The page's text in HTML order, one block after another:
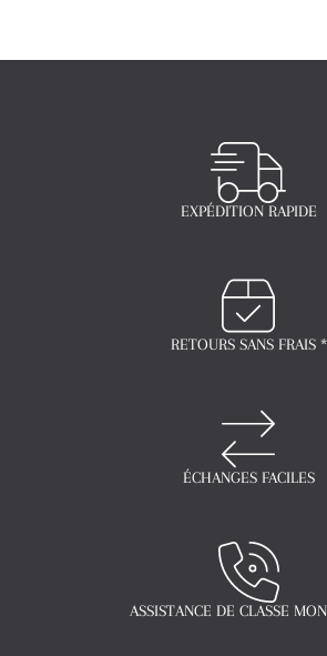
EXPÉDITION RAPIDE
RETOURS SANS FRAIS *
ÉCHANGES FACILES
ASSISTANCE DE CLASSE